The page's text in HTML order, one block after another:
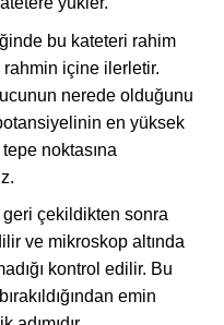
bu kateteri rahim
içine ilerletir.
nerede olduğunu
en yüksek
noktasına
çekildikten sonra
ve mikroskop altında
kontrol edilir. Bu
emin